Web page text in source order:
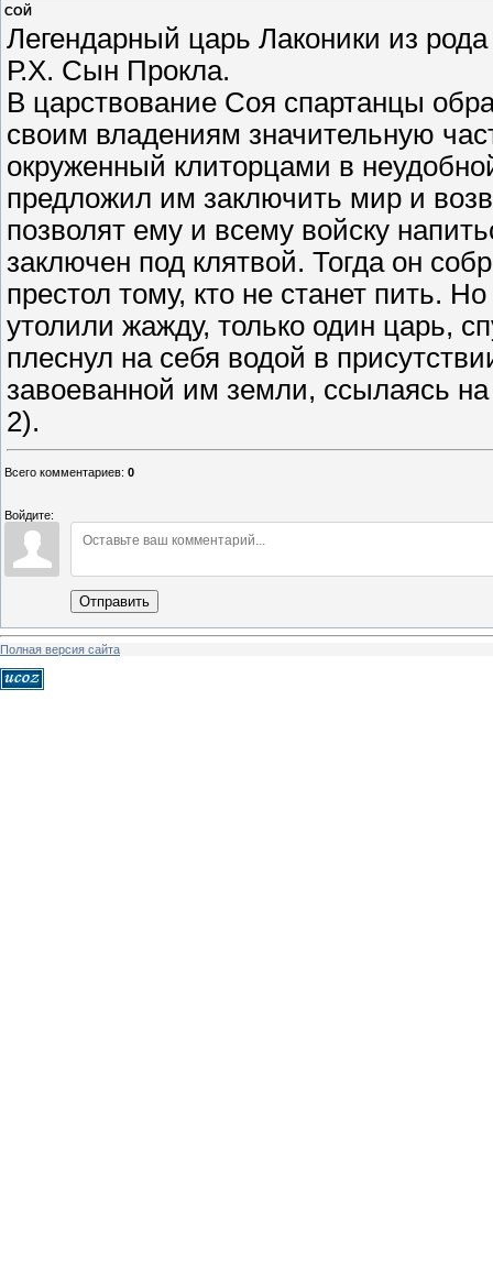
СОЙ
Легендарный царь Лаконики из
Р.Х. Сын Прокла.
В царствование Соя спартанцы
своим владениям значительную
окруженный клиторцами в
предложил им заключить мир и
позволят ему и всему войску
заключен под клятвой. Тогда он
престол тому, кто не станет пить.
утолили жажду, только один царь,
плеснул на себя водой в
завоеванной им земли, ссылаясь
2).
Всего комментариев: 0
Войдите:
Отправить
Полная версия сайта